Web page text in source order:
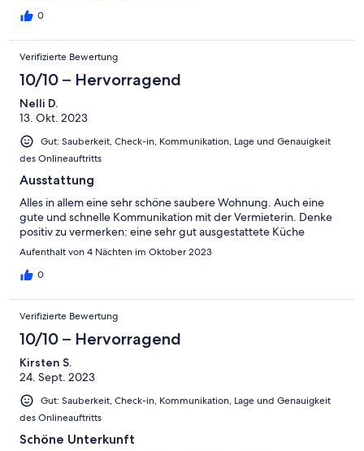
0
Verifizierte Bewertung
10/10 – Hervorragend
Nelli D.
13. Okt. 2023
Gut: Sauberkeit, Check-in, Kommunikation, Lage und Genauigkeit
des Onlineauftritts
Ausstattung
Alles in allem eine sehr schöne saubere Wohnung. Auch eine
gute und schnelle Kommunikation mit der Vermieterin. Denke
positiv zu vermerken: eine sehr gut ausgestattete Küche
Aufenthalt von 4 Nächten im Oktober 2023
0
Verifizierte Bewertung
10/10 – Hervorragend
Kirsten S.
24. Sept. 2023
Gut: Sauberkeit, Check-in, Kommunikation, Lage und Genauigkeit
des Onlineauftritts
Schöne Unterkunft